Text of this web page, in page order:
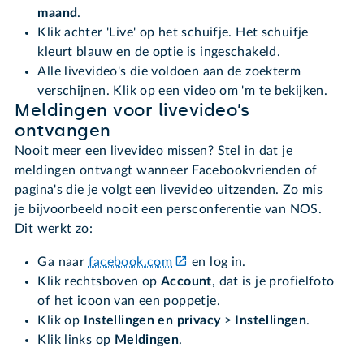
maand.
Klik achter 'Live' op het schuifje. Het schuifje
kleurt blauw en de optie is ingeschakeld.
Alle livevideo's die voldoen aan de zoekterm
verschijnen. Klik op een video om 'm te bekijken.
Meldingen voor livevideo’s
ontvangen
Nooit meer een livevideo missen? Stel in dat je
meldingen ontvangt wanneer Facebookvrienden of
pagina's die je volgt een livevideo uitzenden. Zo mis
je bijvoorbeeld nooit een persconferentie van NOS.
Dit werkt zo:
Ga naar facebook.com
en log in.
Klik rechtsboven opAccount, dat is je profielfoto
of het icoon van een poppetje.
Klik op
Instellingen en privacy > Instellingen.
Klik links op Meldingen.